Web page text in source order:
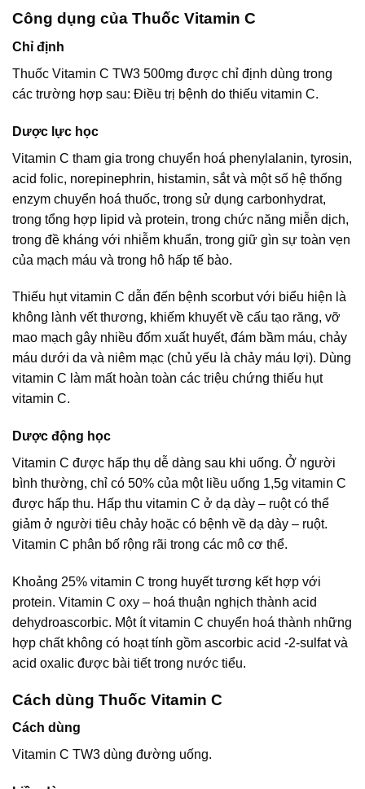
Công dụng của Thuốc Vitamin C
Chỉ định
Thuốc Vitamin C TW3 500mg được chỉ định dùng trong
các trường hợp sau: Điều trị bệnh do thiếu vitamin C.
Dược lực học
Vitamin C tham gia trong chuyển hoá phenylalanin, tyrosin,
acid folic, norepinephrin, histamin, sắt và một số hệ thống
enzym chuyển hoá thuốc, trong sử dụng carbonhydrat,
trong tổng hợp lipid và protein, trong chức năng miễn dịch,
trong đề kháng với nhiễm khuẩn, trong giữ gìn sự toàn vẹn
của mạch máu và trong hô hấp tế bào.
Thiếu hụt vitamin C dẫn đến bệnh scorbut với biểu hiện là
không lành vết thương, khiếm khuyết về cấu tạo răng, vỡ
mao mạch gây nhiều đốm xuất huyết, đám bầm máu, chảy
máu dưới da và niêm mạc (chủ yếu là chảy máu lợi). Dùng
vitamin C làm mất hoàn toàn các triệu chứng thiếu hụt
vitamin C.
Dược động học
Vitamin C được hấp thụ dễ dàng sau khi uống. Ở người
bình thường, chỉ có 50% của một liều uống 1,5g vitamin C
được hấp thu. Hấp thu vitamin C ở dạ dày – ruột có thể
giảm ở người tiêu chảy hoặc có bệnh về dạ dày – ruột.
Vitamin C phân bố rộng rãi trong các mô cơ thể.
Khoảng 25% vitamin C trong huyết tương kết hợp với
protein. Vitamin C oxy – hoá thuận nghịch thành acid
dehydroascorbic. Một ít vitamin C chuyển hoá thành những
hợp chất không có hoạt tính gồm ascorbic acid -2-sulfat và
acid oxalic được bài tiết trong nước tiểu.
Cách dùng Thuốc Vitamin C
Cách dùng
Vitamin C TW3 dùng đường uống.